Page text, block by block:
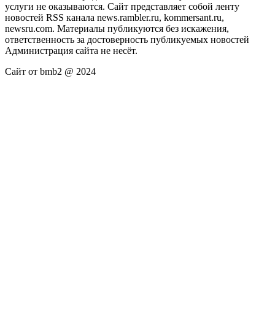
услуги не оказываются. Сайт представляет собой ленту
новостей RSS канала news.rambler.ru, kommersant.ru,
newsru.com. Материалы публикуются без искажения,
ответственность за достоверность публикуемых новостей
Администрация сайта не несёт.
Сайт от bmb2 @ 2024